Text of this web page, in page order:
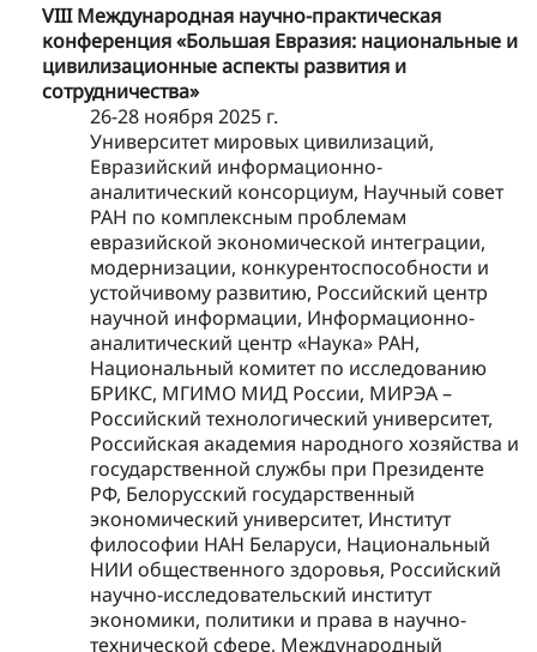
VIII Международная научно-практическая
конференция «Большая Евразия: национальные и
цивилизационные аспекты развития и
сотрудничества»
26-28 ноября 2025 г.
Университет мировых цивилизаций,
Евразийский информационно-
аналитический консорциум, Научный совет
РАН по комплексным проблемам
евразийской экономической интеграции,
модернизации, конкурентоспособности и
устойчивому развитию, Российский центр
научной информации, Информационно-
аналитический центр «Наука» РАН,
Национальный комитет по исследованию
БРИКС, МГИМО МИД России, МИРЭА –
Российский технологический университет,
Российская академия народного хозяйства и
государственной службы при Президенте
РФ, Белорусский государственный
экономический университет, Институт
философии НАН Беларуси, Национальный
НИИ общественного здоровья, Российский
научно-исследовательский институт
экономики, политики и права в научно-
технической сфере, Международный